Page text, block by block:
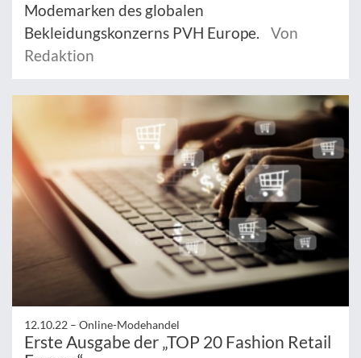
Modemarken des globalen
Bekleidungskonzerns PVH Europe.
Von
Redaktion
12.10.22 – Online-Modehandel
Erste Ausgabe der „TOP 20 Fashion Retail